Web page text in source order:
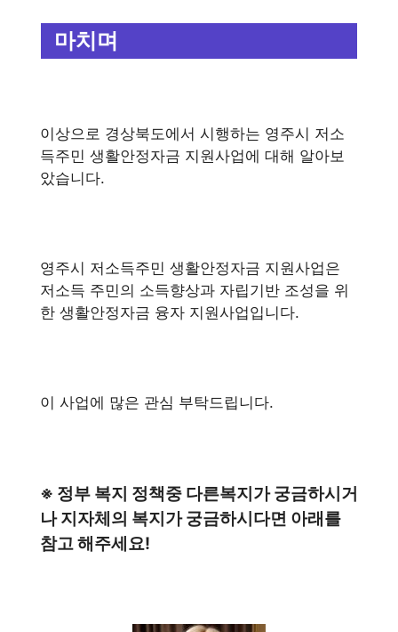
마치며
이상으로 경상북도에서 시행하는 영주시 저소
득주민 생활안정자금 지원사업에 대해 알아보
았습니다.
영주시 저소득주민 생활안정자금 지원사업은
저소득 주민의 소득향상과 자립기반 조성을 위
한 생활안정자금 융자 지원사업입니다.
이 사업에 많은 관심 부탁드립니다.
※ 정부 복지 정책중 다른복지가 궁금하시거
나 지자체의 복지가 궁금하시다면 아래를
참고 해주세요!